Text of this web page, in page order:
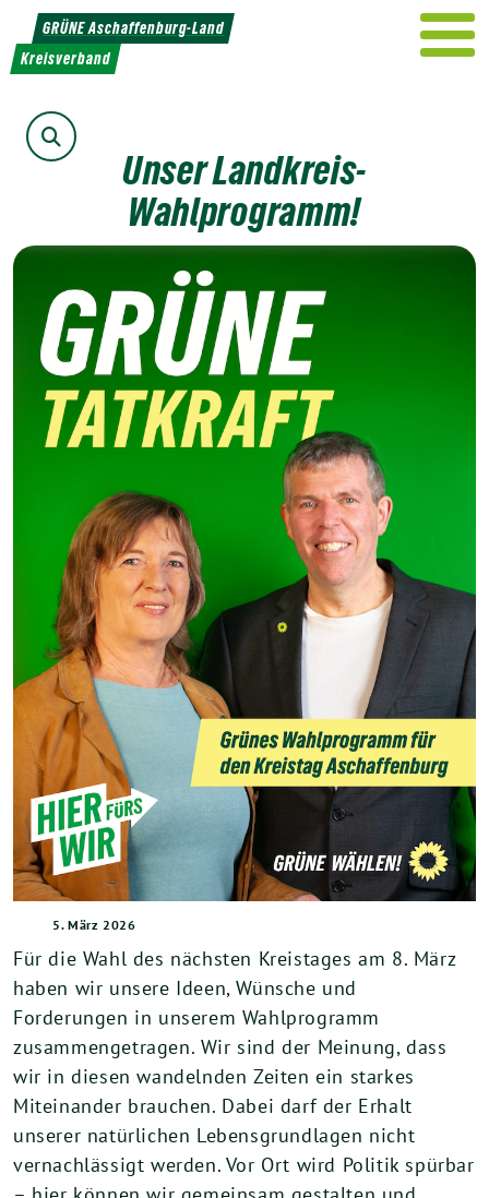
Weiter
zum
Inhalt
GRÜNE Aschaffenburg-Land
Kreisverband
Suche
Unser Landkreis-
Wahlprogramm!
5. März 2026
Für die Wahl des nächsten Kreistages am 8. März
haben wir unsere Ideen, Wünsche und
Forderungen in unserem Wahlprogramm
zusammengetragen. Wir sind der Meinung, dass
wir in diesen wandelnden Zeiten ein starkes
Miteinander brauchen. Dabei darf der Erhalt
unserer natürlichen Lebensgrundlagen nicht
vernachlässigt werden. Vor Ort wird Politik spürbar